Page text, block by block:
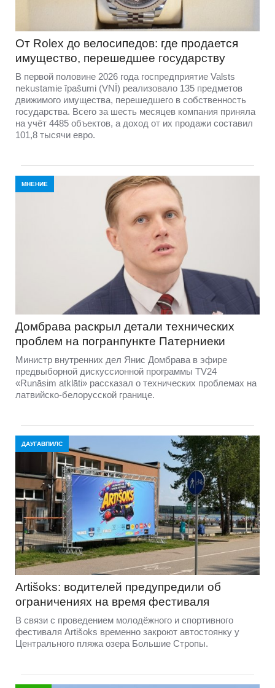
От Rolex до велосипедов: где продается
имущество, перешедшее государству
В первой половине 2026 года госпредприятие Valsts
nekustamie īpašumi (VNĪ) реализовало 135 предметов
движимого имущества, перешедшего в собственность
государства. Всего за шесть месяцев компания приняла
на учёт 4485 объектов, а доход от их продажи составил
101,8 тысячи евро.
МНЕНИЕ
Домбравa раскрыл детали технических
проблем на погранпункте Патерниеки
Министр внутренних дел Янис Домбрава в эфире
предвыборной дискуссионной программы TV24
«Runāsim atklāti» рассказал о технических проблемах на
латвийско-белорусской границе.
ДАУГАВПИЛС
Artišoks: водителей предупредили об
ограничениях на время фестиваля
В связи с проведением молодёжного и спортивного
фестиваля Artišoks временно закроют автостоянку у
Центрального пляжа озера Большие Стропы.